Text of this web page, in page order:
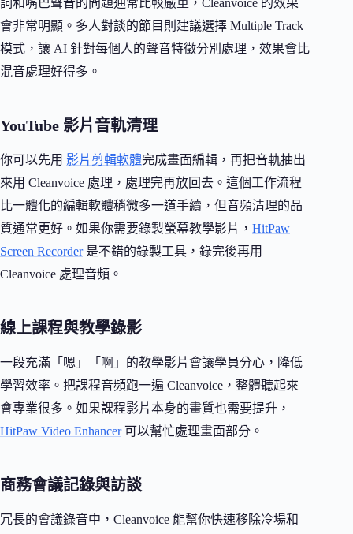
會非常明顯。多人對談的節目則建議選擇 Multiple Track
模式，讓 AI 針對每個人的聲音特徵分別處理，效果會比
混音處理好得多。
YouTube 影片音軌清理
你可以先用 影片剪輯軟體完成畫面編輯，再把音軌抽出
來用 Cleanvoice 處理，處理完再放回去。這個工作流程
比一體化的編輯軟體稍微多一道手續，但音頻清理的品
質通常更好。如果你需要錄製螢幕教學影片， HitPaw
Screen Recorder是不錯的錄製工具，錄完後再用
Cleanvoice 處理音頻。
線上課程與教學錄影
一段充滿「嗯」「啊」的教學影片會讓學員分心，降低
學習效率。把課程音頻跑一遍 Cleanvoice，整體聽起來
會專業很多。如果課程影片本身的畫質也需要提升，
HitPaw Video Enhancer可以幫忙處理畫面部分。
商務會議記錄與訪談
冗長的會議錄音中，Cleanvoice 能幫你快速移除冷場和